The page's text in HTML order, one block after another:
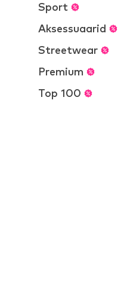
Sport
Aksessuaarid
Streetwear
Premium
Top 100